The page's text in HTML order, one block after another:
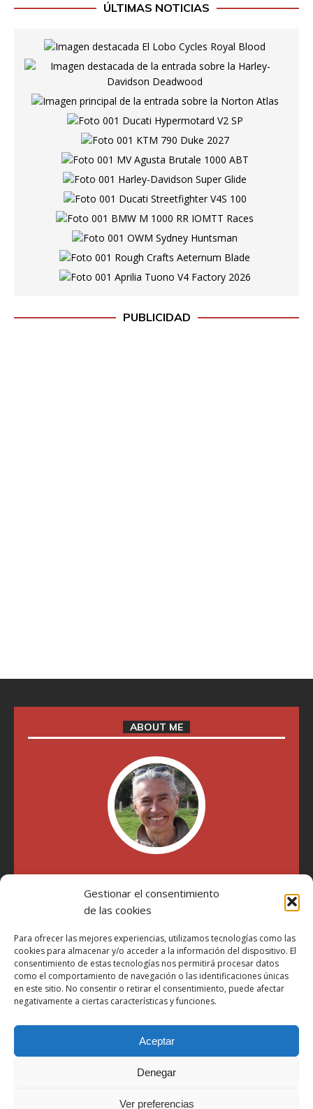
Gestionar el consentimiento
de las cookies
Para ofrecer las mejores experiencias, utilizamos tecnologías como las
cookies para almacenar y/o acceder a la información del dispositivo. El
consentimiento de estas tecnologías nos permitirá procesar datos
como el comportamiento de navegación o las identificaciones únicas
en este sitio. No consentir o retirar el consentimiento, puede afectar
negativamente a ciertas características y funciones.
Aceptar
Denegar
Ver preferencias
ÚLTIMAS NOTICIAS
PUBLICIDAD
ABOUT ME
"Soy Manel Hospido, nací en Valencia en 1969 y desde el
año 2007 he escrito sobre motos en distintos medios.
Millatrece.com es una apuesta por escribir sobre lo que me
participa"
Aviso Legal
Política de Privacidad
Más Información sobre Cookies